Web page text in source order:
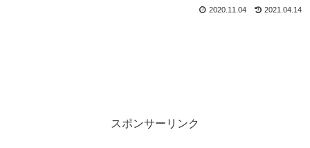
2021.04.14
2020.11.04
スポンサーリンク